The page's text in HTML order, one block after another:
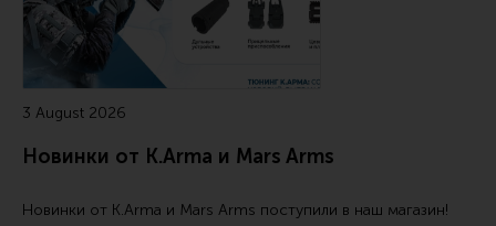
Паучеры и патронташи
Ремни для IPSC
Экипировка
3 August 2026
Новинки от K.Arma и Mars Arms
Новинки от K.Arma и Mars Arms поступили в наш магазин!